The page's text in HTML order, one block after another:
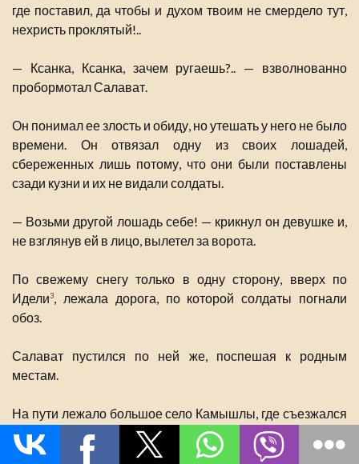
где поставил, да чтобы и духом твоим не смердело тут,
нехристь проклятый!..
— Ксанка, Ксанка, зачем ругаешь?.. — взволнованно
пробормотал Салават.
Он понимал ее злость и обиду, но утешать у него не было
времени. Он отвязал одну из своих лошадей,
сбереженных лишь потому, что они были поставлены
сзади кузни и их не видали солдаты.
— Возьми другой лошадь себе! — крикнул он девушке и,
не взглянув ей в лицо, вылетел за ворота.
По свежему снегу только в одну сторону, вверх по
Идели3, лежала дорога, по которой солдаты погнали
обоз.
Салават пустился по ней же, поспешая к родным
местам.
На пути лежало большое село Камышлы, где съезжался
богатый базар. Невдалеке от него Салават встретил
скачущих от базара людей. У них на санях были рыба,